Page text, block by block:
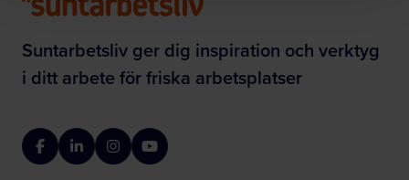
Suntarbetsliv ger dig inspiration och verktyg
i ditt arbete för friska arbetsplatser
FacebookLinkedInInstagramYouTube